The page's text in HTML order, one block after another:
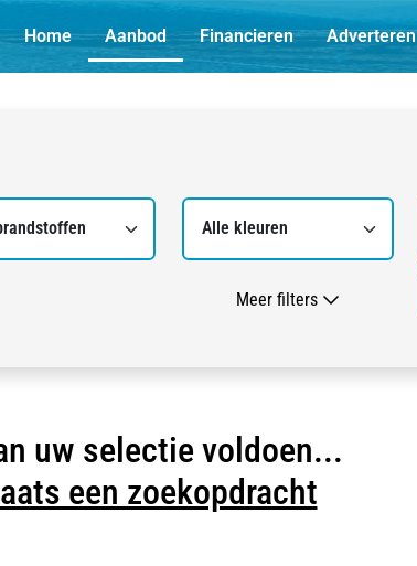
Home Aanbod Financieren Adverteren
Meer filters
uw selectie voldoen...
een zoekopdracht